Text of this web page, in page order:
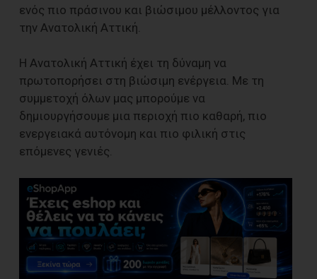
ενός πιο πράσινου και βιώσιμου μέλλοντος για
την Ανατολική Αττική.
Η Ανατολική Αττική έχει τη δύναμη να
πρωτοπορήσει στη βιώσιμη ενέργεια. Με τη
συμμετοχή όλων μας μπορούμε να
δημιουργήσουμε μια περιοχή πιο καθαρή, πιο
ενεργειακά αυτόνομη και πιο φιλική στις
επόμενες γενιές.